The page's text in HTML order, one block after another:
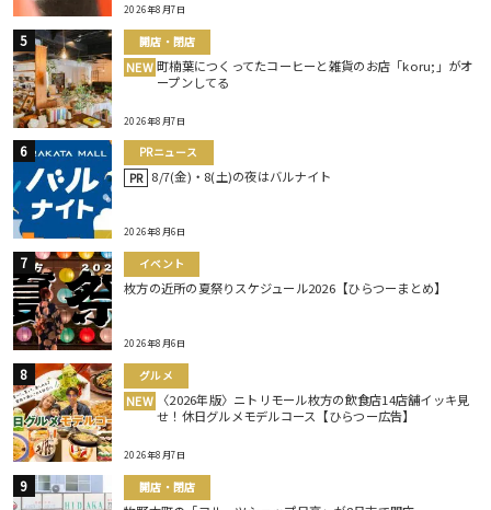
2026年8月7日
開店・閉店
NEW 町楠葉につくってたコーヒーと雑貨のお店「koru;」がオ
ープンしてる
2026年8月7日
PRニュース
PR 8/7(金)・8(土)の夜はバルナイト
2026年8月6日
イベント
枚方の近所の夏祭りスケジュール2026【ひらつーまとめ】
2026年8月6日
グルメ
NEW 〈2026年版〉ニトリモール枚方の飲食店14店舗イッキ見
せ！休日グルメモデルコース【ひらつー広告】
2026年8月7日
開店・閉店